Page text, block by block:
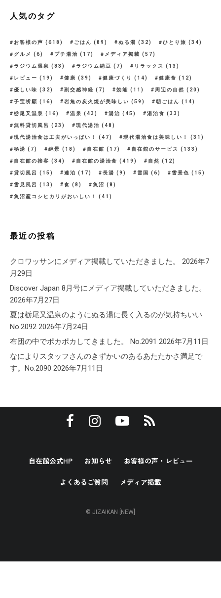
人気のタグ
お客様の声 (618) ごはん (89) ぬる湯 (32) ひとり旅 (34)
グルメ (6) プチ湯治 (17) メディア掲載 (57)
ラジウム温泉 (83) ラジウム納豆 (7) リラックス (13)
レビュー (19) 健康 (39) 健康づくり (14) 健康食 (12)
優しい味 (32) 副交感神経 (7) 効能 (11) 周辺の自然 (20)
子宝祈願 (16) 岩魚の炭火焼が美味しい (59) 朝ごはん (14)
栃尾又温泉 (16) 温泉 (43) 湯治 (45) 湯治食 (33)
無料貸切風呂 (23) 現代湯治 (48)
現代湯治食は工夫がいっぱい！ (47) 現代湯治食は美味しい！ (31)
秘湯 (7) 絶景 (18) 自在館 (17) 自在館のサービス (133)
自在館の接客 (34) 自在館の湯治食 (419) 自然 (12)
貸切風呂 (15) 連泊 (17) 長湯 (9) 雪国 (6) 雪景色 (15)
雪見風呂 (13) 食 (8) 魚沼 (8)
魚沼産コシヒカリがおいしい！ (41)
最近の投稿
クロワッサンにメディア掲載していただきました。
2026年7
月29日
Discover Japan 8月号にメディア掲載していただきました。
2026年7月27日
夏は栃尾又温泉のようにぬる湯に長く入るのが気持ちいい
No.2092 2026年7月24日
布団の中でポカポカしてきました。 No.2091 2026年7月11日
なによりスタッフさんのきずかいのあるあたたかさ満足で
す。No.2090 2026年7月11日
自在館公式HP お知らせ お客様の声・レビュー
よくあるご質問 メディア掲載
© JIZAIKAN [NEW]